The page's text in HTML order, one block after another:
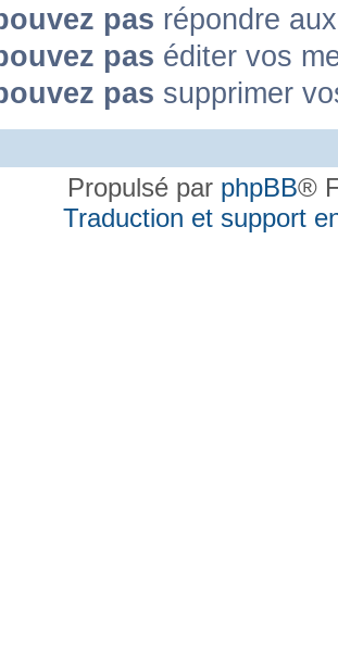
pas répondre
pas éditer vos
pas supprimer
Propulsé par phpBB®
Traduction et support